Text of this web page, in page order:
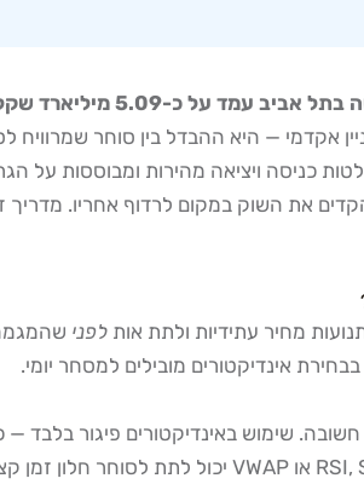
אקדמי — היא ההבדל בין סוחר
את השוק במקום לרדוף אחריו. מדריך
לפני
אינדיקטורים מובילים למסחר יומי.